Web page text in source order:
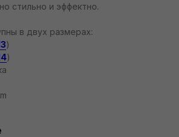
стильно и эффектно.
в двух размерах:
)
)